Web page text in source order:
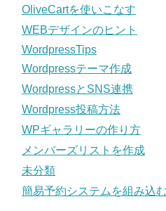
OliveCartを使いこなす
WEBデザインのヒント
WordpressTips
Wordpressテーマ作成
WordpressとSNS連携
Wordpress投稿方法
WPギャラリーの作り方
メンバーズリストを作成
未分類
簡易予約システムを組み込む